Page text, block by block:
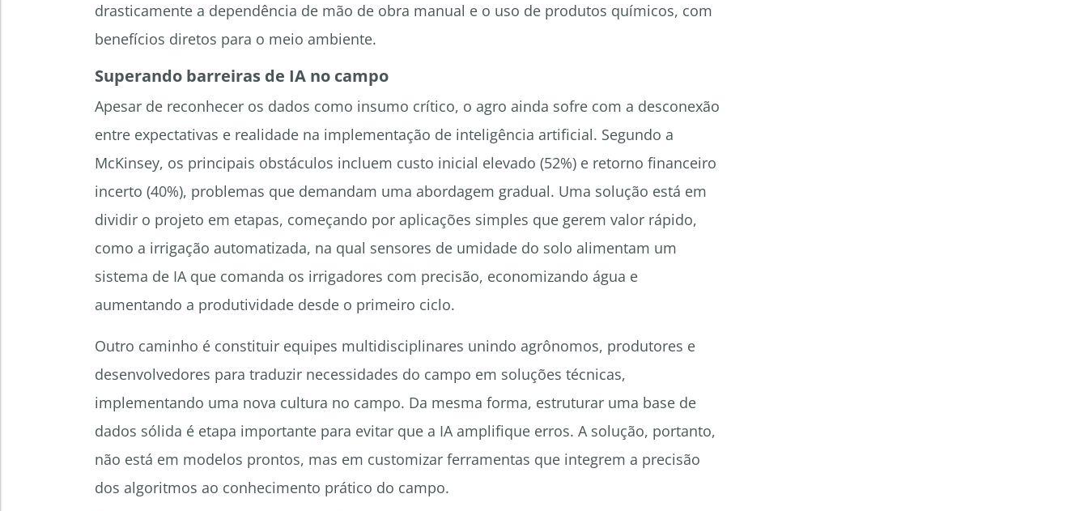
drasticamente a dependência de mão de obra manual e o uso de produtos químicos, com
benefícios diretos para o meio ambiente.
Superando barreiras de IA no campo
Apesar de reconhecer os dados como insumo crítico, o agro ainda sofre com a desconexão
entre expectativas e realidade na implementação de inteligência artificial. Segundo a
McKinsey, os principais obstáculos incluem custo inicial elevado (52%) e retorno financeiro
incerto (40%), problemas que demandam uma abordagem gradual. Uma solução está em
dividir o projeto em etapas, começando por aplicações simples que gerem valor rápido,
como a irrigação automatizada, na qual sensores de umidade do solo alimentam um
sistema de IA que comanda os irrigadores com precisão, economizando água e
aumentando a produtividade desde o primeiro ciclo.
Outro caminho é constituir equipes multidisciplinares unindo agrônomos, produtores e
desenvolvedores para traduzir necessidades do campo em soluções técnicas,
implementando uma nova cultura no campo. Da mesma forma, estruturar uma base de
dados sólida é etapa importante para evitar que a IA amplifique erros. A solução, portanto,
não está em modelos prontos, mas em customizar ferramentas que integrem a precisão
dos algoritmos ao conhecimento prático do campo.